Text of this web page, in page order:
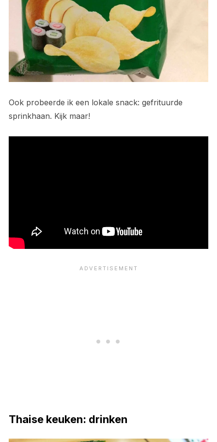
Ook probeerde ik een lokale snack: gefrituurde
sprinkhaan. Kijk maar!
Thaise keuken: drinken